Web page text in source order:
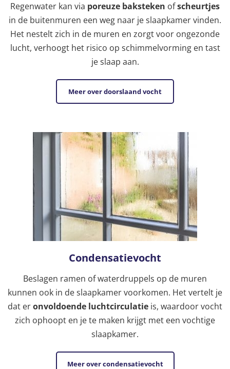
Regenwater kan via poreuze baksteken ofscheurtjes
in de buitenmuren een weg naar je slaapkamer vinden.
Het nestelt zich in de muren en zorgt voor ongezonde
lucht, verhoogt het risico op schimmelvorming en tast
je slaap aan.
Meer over doorslaand vocht
Condensatievocht
Beslagen ramen of waterdruppels op de muren
kunnen ook in de slaapkamer voorkomen. Het vertelt je
dat eronvoldoende luchtcirculatie is, waardoor vocht
zich ophoopt en je te maken krijgt met een vochtige
slaapkamer.
Meer over condensatievocht